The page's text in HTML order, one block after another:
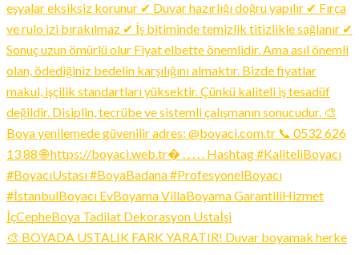
🎨 BOYADA USTALIK FARK YARATIR! Duvar boyamak herke